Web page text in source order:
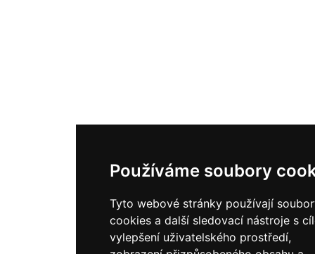
Používáme soubory
Tyto webové stránky používají
cookies a další sledovací nástroje s
vylepšení uživatelského prostředí,